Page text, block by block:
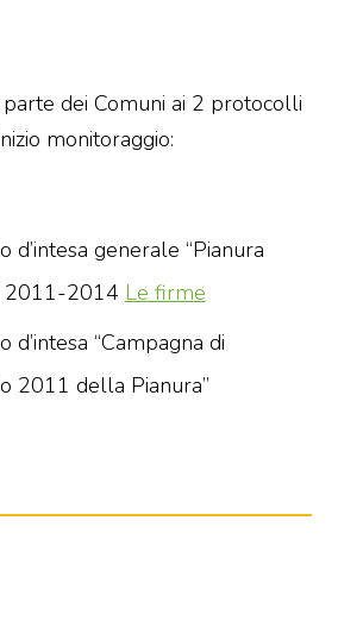
dei Comuni ai 2 protocolli
monitoraggio:
d’intesa generale “Pianura
2011-2014 Le firme
d’intesa “Campagna di
2011 della Pianura”